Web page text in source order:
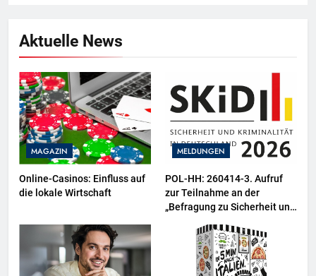
Aktuelle News
MAGAZIN
Online-Casinos: Einfluss auf
die lokale Wirtschaft
MELDUNGEN
POL-HH: 260414-3. Aufruf
zur Teilnahme an der
„Befragung zu Sicherheit und
(SKiD) 2026“